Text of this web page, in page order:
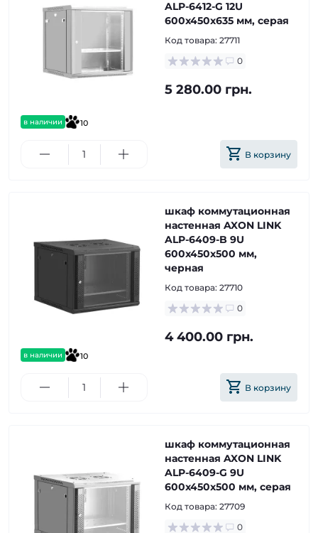
в наличии 10
ALP-6412-G 12U
600x450x635 мм, серая
Код товара: 27711
0
5 280.00 грн.
В корзину
в наличии 10
шкаф коммутационная
настенная AXON LINK
ALP-6409-B 9U
600x450x500 мм,
черная
Код товара: 27710
0
4 400.00 грн.
В корзину
шкаф коммутационная
настенная AXON LINK
ALP-6409-G 9U
600x450x500 мм, серая
Код товара: 27709
0